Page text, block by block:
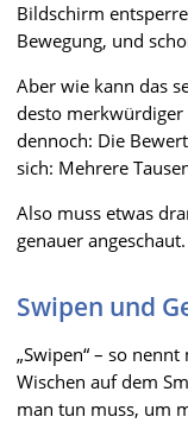
Bildschirm
Bewegung, und
Aber wie kann das
desto merkwürdiger
dennoch: Die
sich: Mehrere
Also muss etwas
genauer angeschaut.
Swipen und
„Swipen“ – so
Wischen auf dem
man tun muss, um